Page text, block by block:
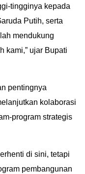
tingginya kepada
Putih, serta
mendukung
kami,” ujar Bupati
pentingnya
kolaborasi
program strategis
di sini, tetapi
pembangunan